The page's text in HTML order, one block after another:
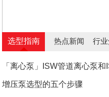
选型指南 热点新闻 行
「离心泵」ISW管道离心泵
增压泵选型的五个步骤